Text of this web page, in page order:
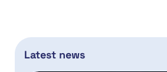
Latest news